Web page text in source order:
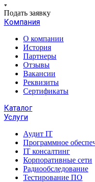
Подать заявку
Компания
О компании
История
Партнеры
Отзывы
Вакансии
Реквизиты
Сертификаты
Каталог
Услуги
Аудит IT
Программное
IT консалтинг
Корпоративные сети
Радиообследование
Тестирование ПО